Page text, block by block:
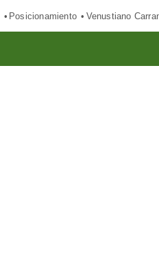
Posicionamiento Venustiano